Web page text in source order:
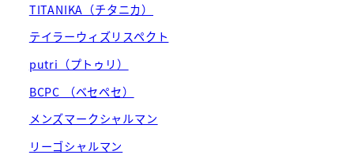
TITANIKA（チタニカ）
テイラーウィズリスペクト
putri（プトゥリ）
BCPC （ベセペセ）
メンズマークシャルマン
リーゴシャルマン